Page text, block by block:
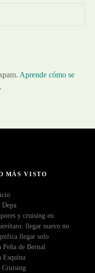
Aprende cómo se
MÁS VISTO
y cruising en
llegar nuevo no
llegar solo
Peña de Bernal
Esquina